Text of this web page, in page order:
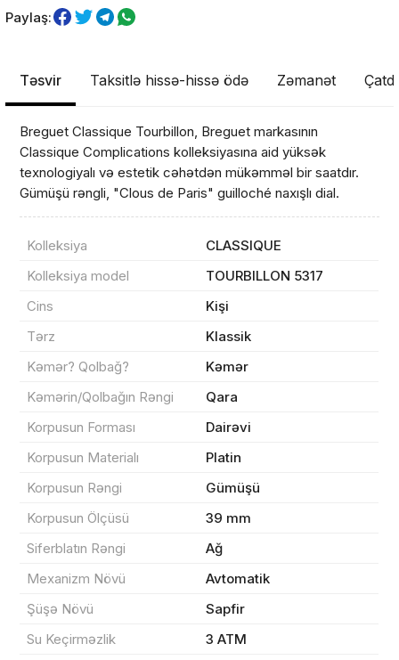
Paylaş:
Təsvir Taksitlə hissə-hissə ödə Zəmanət
Breguet Classique Tourbillon, Breguet markasının
Classique Complications kolleksiyasına aid yüksək
texnologiyalı və estetik cəhətdən mükəmməl bir saatdır.
Gümüşü rəngli, "Clous de Paris" guilloché naxışlı dial.
Kolleksiya
CLASSIQUE
Kolleksiya model
TOURBILLON 5317
Cins
Kişi
Tərz
Klassik
Kəmər? Qolbağ?
Kəmər
Kəmərin/Qolbağın Rəngi
Qara
Korpusun Forması
Dairəvi
Korpusun Materialı
Platin
Korpusun Rəngi
Gümüşü
Korpusun Ölçüsü
39 mm
Siferblatın Rəngi
Ağ
Mexanizm Növü
Avtomatik
Şüşə Növü
Sapfir
Su Keçirməzlik
3 ATM
Sifarişin detalları
Endirim
Çatdırılma
Yekun məbləğ
Sifarişi rəsmiləşdir
OK